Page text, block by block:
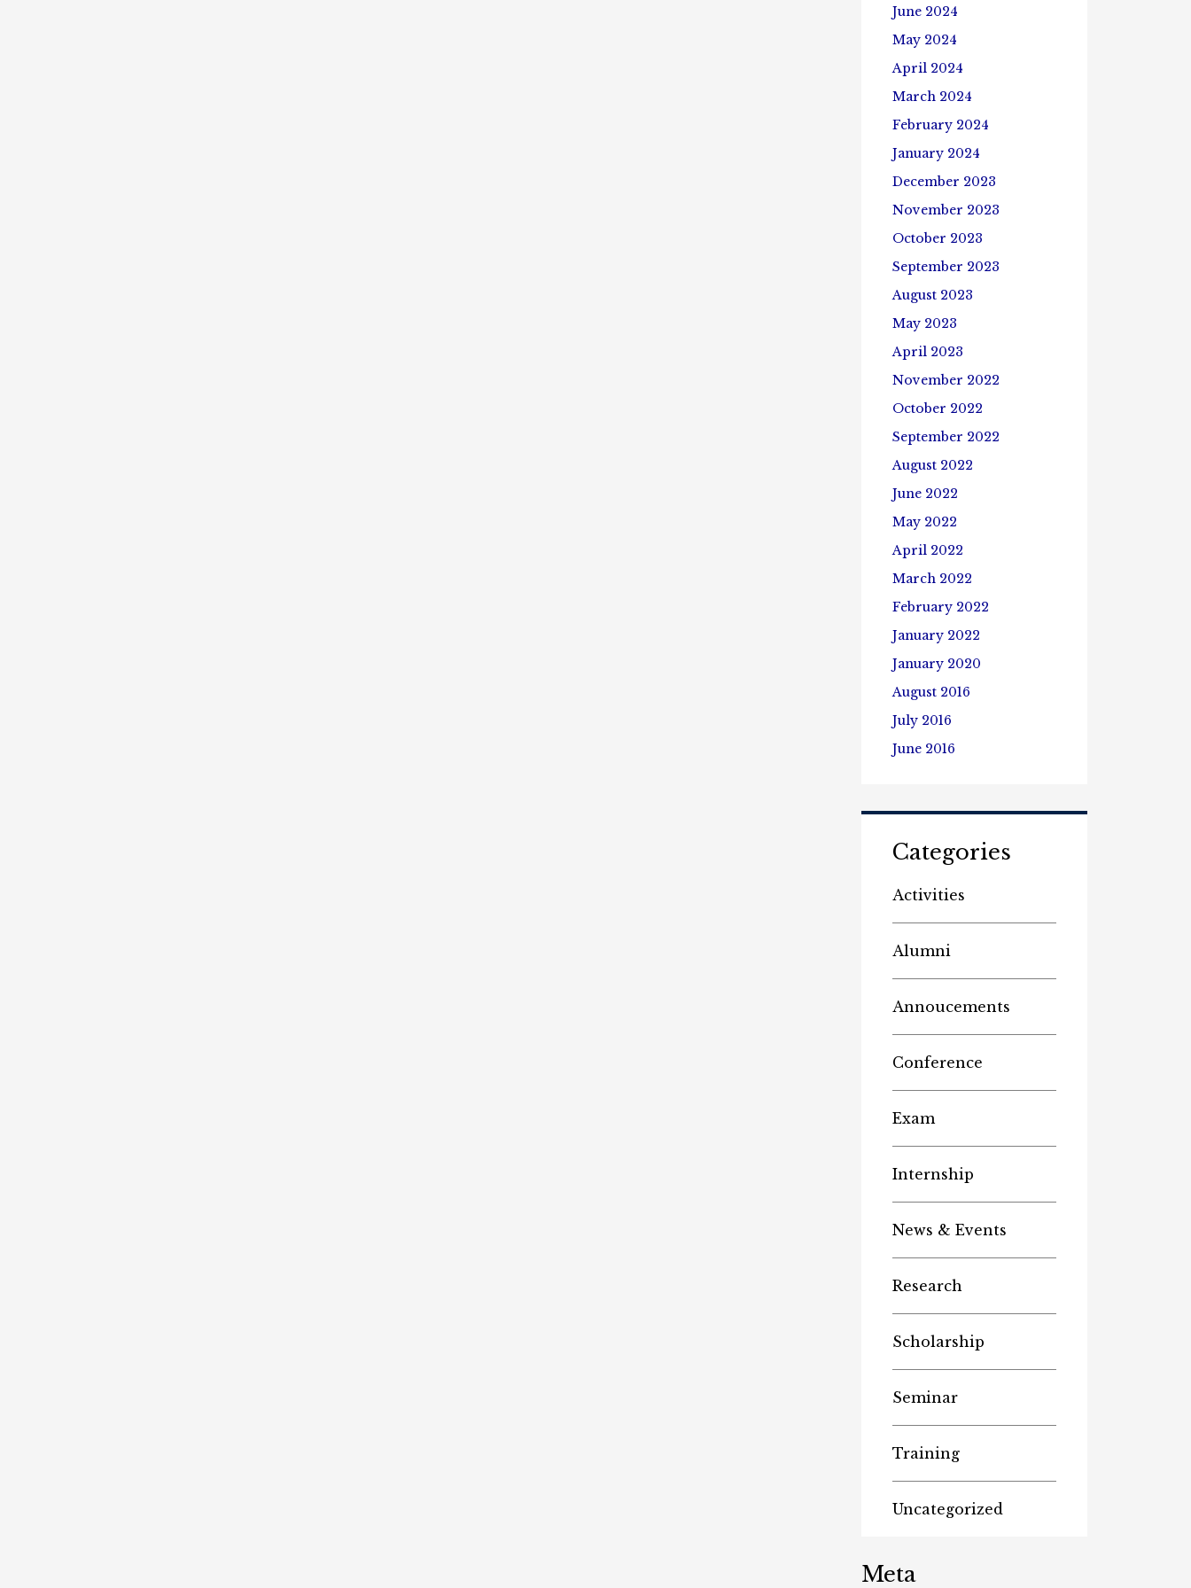
June 2024
May 2024
April 2024
March 2024
February 2024
January 2024
December 2023
November 2023
October 2023
September 2023
August 2023
May 2023
April 2023
November 2022
October 2022
September 2022
August 2022
June 2022
May 2022
April 2022
March 2022
February 2022
January 2022
January 2020
August 2016
July 2016
June 2016
Categories
Activities
Alumni
Annoucements
Conference
Exam
Internship
News & Events
Research
Scholarship
Seminar
Training
Uncategorized
Meta